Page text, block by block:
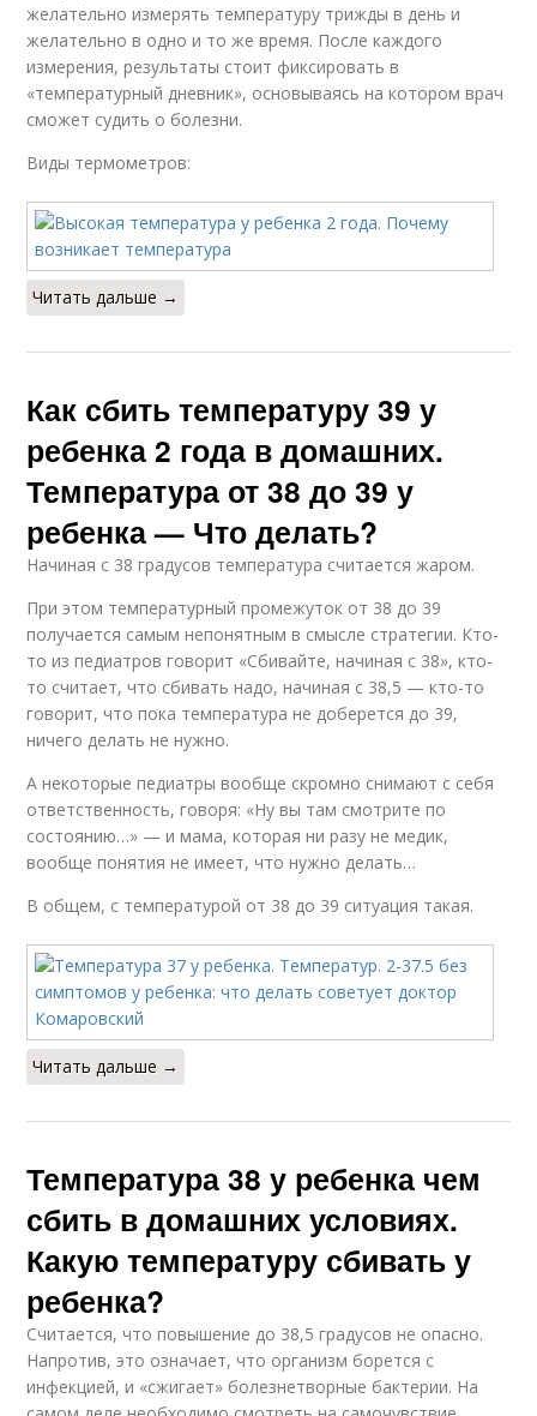
желательно измерять температуру трижды в день и
желательно в одно и то же время. После каждого
измерения, результаты стоит фиксировать в
«температурный дневник», основываясь на котором врач
сможет судить о болезни.
Виды термометров:
Читать дальше →
Как сбить температуру 39 у
ребенка 2 года в домашних.
Температура от 38 до 39 у
ребенка — Что делать?
Начиная с 38 градусов температура считается жаром.
При этом температурный промежуток от 38 до 39
получается самым непонятным в смысле стратегии. Кто-
то из педиатров говорит «Сбивайте, начиная с 38», кто-
то считает, что сбивать надо, начиная с 38,5 — кто-то
говорит, что пока температура не доберется до 39,
ничего делать не нужно.
А некоторые педиатры вообще скромно снимают с себя
ответственность, говоря: «Ну вы там смотрите по
состоянию…» — и мама, которая ни разу не медик,
вообще понятия не имеет, что нужно делать…
В общем, с температурой от 38 до 39 ситуация такая.
Читать дальше →
Температура 38 у ребенка чем
сбить в домашних условиях.
Какую температуру сбивать у
ребенка?
Считается, что повышение до 38,5 градусов не опасно.
Напротив, это означает, что организм борется с
инфекцией, и «сжигает» болезнетворные бактерии. На